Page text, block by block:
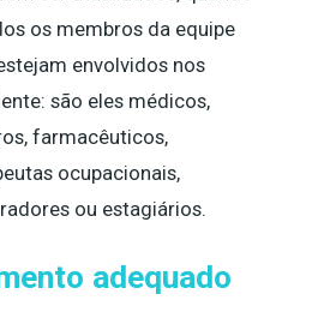
os membros da equipe
envolvidos nos
são eles médicos,
farmacêuticos,
ocupacionais,
ou estagiários.
adequado